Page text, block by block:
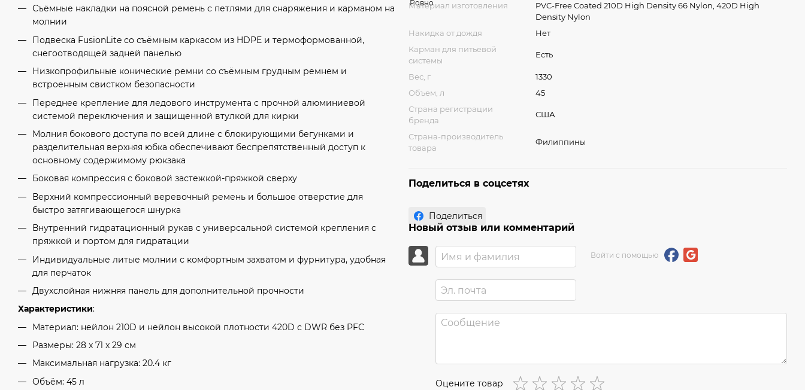
Съёмные накладки на поясной ремень с петлями для снаряжения и карманом на
молнии
Подвеска FusionLite со съёмным каркасом из HDPE и термоформованной,
снегоотводящей задней панелью
Низкопрофильные конические ремни со съёмным грудным ремнем и
встроенным свистком безопасности
Переднее крепление для ледового инструмента с прочной алюминиевой
системой переключения и защищенной втулкой для кирки
Молния бокового доступа по всей длине с блокирующими бегунками и
разделительная верхняя юбка обеспечивают беспрепятственный доступ к
основному содержимому рюкзака
Боковая компрессия с боковой застежкой-пряжкой сверху
Верхний компрессионный веревочный ремень и большое отверстие для
быстро затягивающегося шнурка
Внутренний гидратационный рукав с универсальной системой крепления с
пряжкой и портом для гидратации
Индивидуальные литые молнии с комфортным захватом и фурнитура, удобная
для перчаток
Двухслойная нижняя панель для дополнительной прочности
Характеристики:
Материал: нейлон 210D и нейлон высокой плотности 420D с DWR без PFC
Размеры: 28 x 71 x 29 см
Максимальная нагрузка: 20.4 кг
Объём: 45 л
Материал изготовления
PVC-Free Coated 210D High Density 66 Nylon, 420D High
Density Nylon
Накидка от дождя
Нет
Карман для питьевой
системы
Есть
Вес, г
1330
Объем, л
45
Страна регистрации
бренда
США
Страна-производитель
товара
Филиппины
Поделиться в соцсетях
Поделиться
Новый отзыв или комментарий
Войти с помощью
Оцените товар